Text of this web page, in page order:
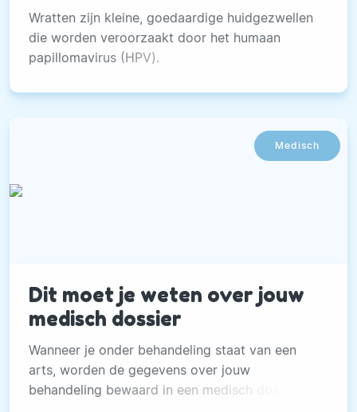
Wratten zijn kleine, goedaardige huidgezwellen
die worden veroorzaakt door het humaan
papillomavirus (HPV).
Medisch
Dit moet je weten over jouw
medisch dossier
Wanneer je onder behandeling staat van een
arts, worden de gegevens over jouw
behandeling bewaard in een medisch dossier.